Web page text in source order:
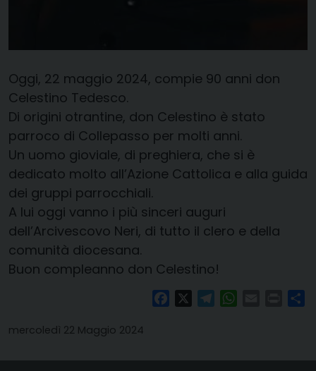
Oggi, 22 maggio 2024, compie 90 anni don
Celestino Tedesco.
Di origini otrantine, don Celestino è stato
parroco di Collepasso per molti anni.
Un uomo gioviale, di preghiera, che si è
dedicato molto all’Azione Cattolica e alla guida
dei gruppi parrocchiali.
A lui oggi vanno i più sinceri auguri
dell’Arcivescovo Neri, di tutto il clero e della
comunità diocesana.
Buon compleanno don Celestino!
FacebookTelegramWhatsAppPrint
mercoledì 22 Maggio 2024